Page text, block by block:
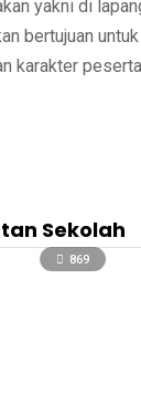
yakni di
bertujuan
karakter
Sekolah
869